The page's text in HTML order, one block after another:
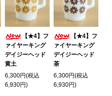
【★4】フ
ァイヤーキング
デイジーヘッド
黄土
6,300円(税込
6,930円)
【★4】フ
ァイヤーキング
デイジーヘッド
茶
6,300円(税込
6,930円)